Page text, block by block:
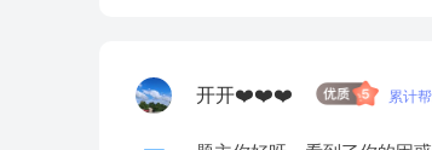
开开❤️❤️❤️ 累计